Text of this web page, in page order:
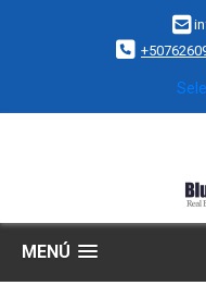
MENÚ